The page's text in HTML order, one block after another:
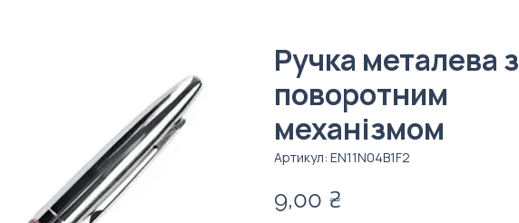
Ручка металева з
поворотним
механізмом
Артикул: EN11N04B1F2
9,00 ₴